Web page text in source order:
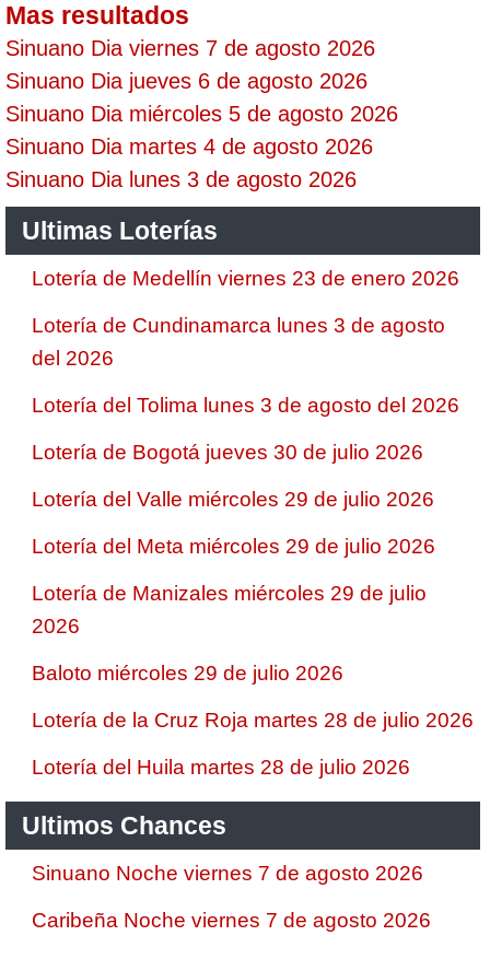
Mas resultados
Sinuano Dia viernes 7 de agosto 2026
Sinuano Dia jueves 6 de agosto 2026
Sinuano Dia miércoles 5 de agosto 2026
Sinuano Dia martes 4 de agosto 2026
Sinuano Dia lunes 3 de agosto 2026
Ultimas Loterías
Lotería de Medellín viernes 23 de enero 2026
Lotería de Cundinamarca lunes 3 de agosto
del 2026
Lotería del Tolima lunes 3 de agosto del 2026
Lotería de Bogotá jueves 30 de julio 2026
Lotería del Valle miércoles 29 de julio 2026
Lotería del Meta miércoles 29 de julio 2026
Lotería de Manizales miércoles 29 de julio
2026
Baloto miércoles 29 de julio 2026
Lotería de la Cruz Roja martes 28 de julio 2026
Lotería del Huila martes 28 de julio 2026
Ultimos Chances
Sinuano Noche viernes 7 de agosto 2026
Caribeña Noche viernes 7 de agosto 2026